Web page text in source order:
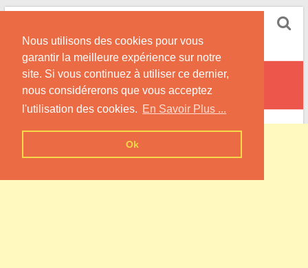
Nous utilisons des cookies pour vous
garantir la meilleure expérience sur notre
site. Si vous continuez à utiliser ce dernier,
nous considérerons que vous acceptez
l'utilisation des cookies. En Savoir Plus ...
Ok
Skip
content
Informations sur les Pompes à Chaleur
Nampcel